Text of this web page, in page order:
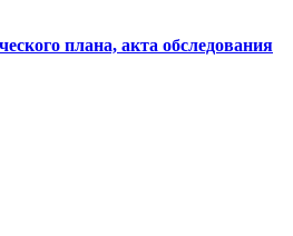
плана, акта обследования